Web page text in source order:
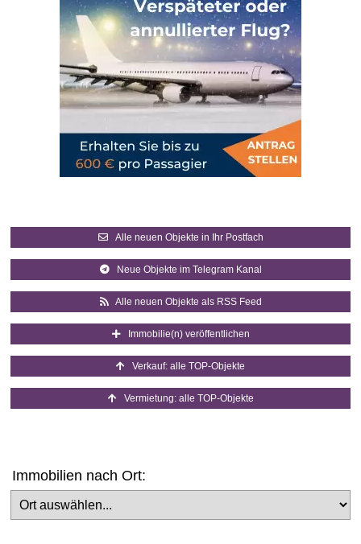
Alle neuen Objekte in Ihr Postfach
Neue Objekte im Telegram Kanal
Alle neuen Objekte als RSS Feed
Immobilie(n) veröffentlichen
Verkauf: alle TOP-Objekte
Vermietung: alle TOP-Objekte
Immobilien nach Ort:
Ort auswählen